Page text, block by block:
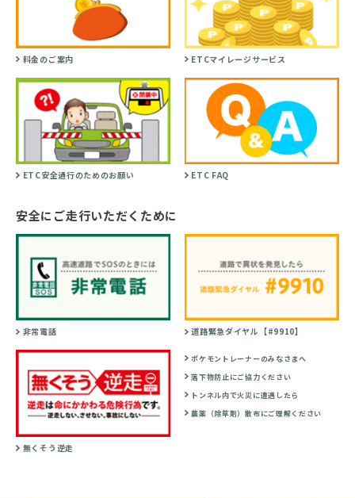
料金のご案内 ETCマイレージサービス
ETC安全通行のためのお願い ETC FAQ
安全にご走行いただくために
非常電話 道路緊急ダイヤル【#9910】
無くそう逆走
ポケモントレーナーのみなさまへ
落下物防止にご協力ください
トンネル内で火災に遭遇したら
農薬（除草剤）散布にご理解ください